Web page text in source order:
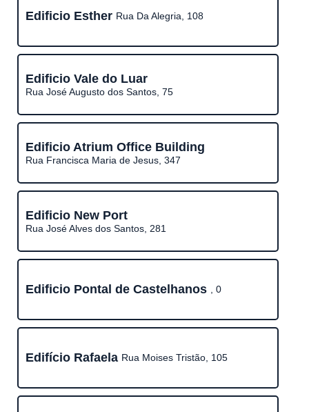
Edificio Esther Rua Da Alegria, 108
Edificio Vale do Luar
Rua José Augusto dos Santos, 75
Edificio Atrium Office Building
Rua Francisca Maria de Jesus, 347
Edificio New Port
Rua José Alves dos Santos, 281
Edificio Pontal de Castelhanos , 0
Edifício Rafaela Rua Moises Tristão, 105